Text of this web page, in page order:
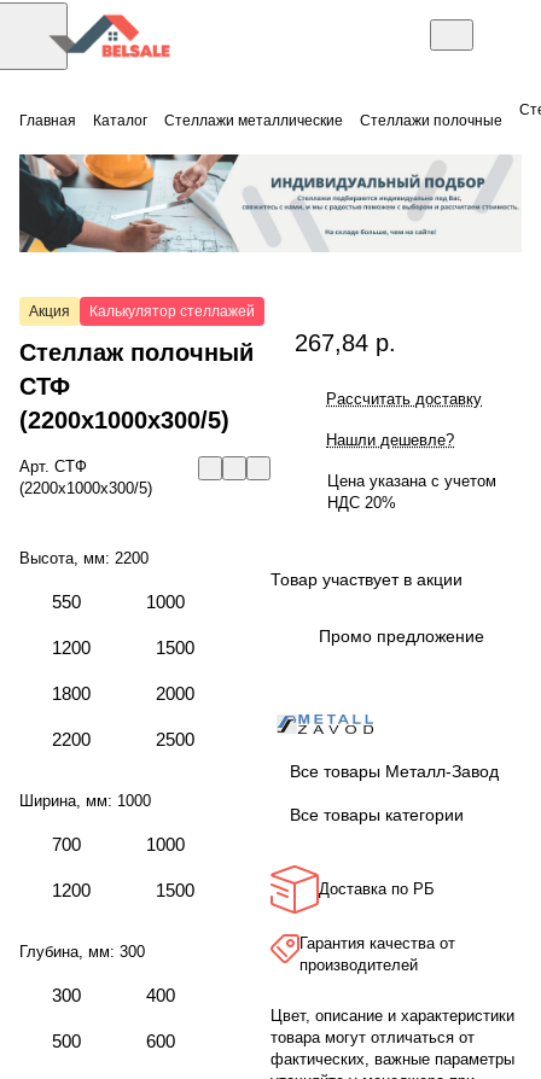
Главная Каталог Стеллажи металлические Стеллажи полочные
Акция Калькулятор стеллажей
Стеллаж полочный
СТФ
(2200x1000x300/5)
Арт. СТФ
(2200x1000x300/5)
Высота, мм: 2200
550 1000
1200 1500
1800 2000
2200 2500
Ширина, мм: 1000
700 1000
1200 1500
Глубина, мм: 300
300 400
500 600
267,84 р.
Рассчитать доставку
Нашли дешевле?
Цена указана с учетом
НДС 20%
Товар участвует в акции
Промо предложение
Все товары Металл-Завод
Все товары категории
Доставка по РБ
Гарантия качества от
производителей
Цвет, описание и характеристики
товара могут отличаться от
фактических, важные параметры